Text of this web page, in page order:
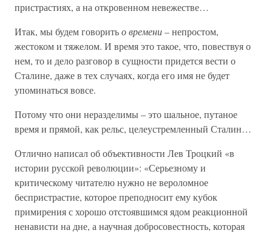
пристрастиях, а на откровенном невежестве…
Итак, мы будем говоритьо времени– непростом,
жестоком и тяжелом. И время это такое, что, повествуя о
нем, то и дело разговор в сущности придется вести о
Сталине, даже в тех случаях, когда его имя не будет
упоминаться вовсе.
Потому что они неразделимы – это шальное, путаное
время и прямой, как рельс, целеустремленный Сталин…
Отлично написал об объективности Лев Троцкий «в
истории русской революции»: «Серьезному и
критическому читателю нужно не вероломное
беспристрастие, которое преподносит ему кубок
примирения с хорошо отстоявшимся ядом реакционной
ненависти на дне, а научная добросовестность, которая